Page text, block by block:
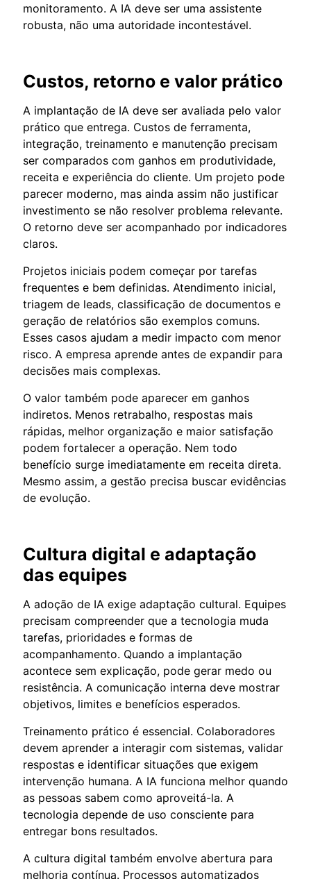
monitoramento. A IA deve ser uma assistente
robusta, não uma autoridade incontestável.
Custos, retorno e valor prático
A implantação de IA deve ser avaliada pelo valor
prático que entrega. Custos de ferramenta,
integração, treinamento e manutenção precisam
ser comparados com ganhos em produtividade,
receita e experiência do cliente. Um projeto pode
parecer moderno, mas ainda assim não justificar
investimento se não resolver problema relevante.
O retorno deve ser acompanhado por indicadores
claros.
Projetos iniciais podem começar por tarefas
frequentes e bem definidas. Atendimento inicial,
triagem de leads, classificação de documentos e
geração de relatórios são exemplos comuns.
Esses casos ajudam a medir impacto com menor
risco. A empresa aprende antes de expandir para
decisões mais complexas.
O valor também pode aparecer em ganhos
indiretos. Menos retrabalho, respostas mais
rápidas, melhor organização e maior satisfação
podem fortalecer a operação. Nem todo
benefício surge imediatamente em receita direta.
Mesmo assim, a gestão precisa buscar evidências
de evolução.
Cultura digital e adaptação
das equipes
A adoção de IA exige adaptação cultural. Equipes
precisam compreender que a tecnologia muda
tarefas, prioridades e formas de
acompanhamento. Quando a implantação
acontece sem explicação, pode gerar medo ou
resistência. A comunicação interna deve mostrar
objetivos, limites e benefícios esperados.
Treinamento prático é essencial. Colaboradores
devem aprender a interagir com sistemas, validar
respostas e identificar situações que exigem
intervenção humana. A IA funciona melhor quando
as pessoas sabem como aproveitá-la. A
tecnologia depende de uso consciente para
entregar bons resultados.
A cultura digital também envolve abertura para
melhoria contínua. Processos automatizados